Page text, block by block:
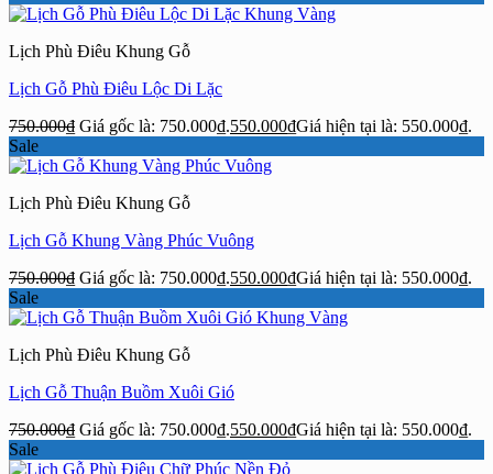
Lịch Phù Điêu Khung Gỗ
Lịch Gỗ Phù Điêu Lộc Di Lặc
750.000₫ Giá gốc là: 750.000₫.550.000₫Giá hiện tại là: 550.000₫.
Sale
Lịch Phù Điêu Khung Gỗ
Lịch Gỗ Khung Vàng Phúc Vuông
750.000₫ Giá gốc là: 750.000₫.550.000₫Giá hiện tại là: 550.000₫.
Sale
Lịch Phù Điêu Khung Gỗ
Lịch Gỗ Thuận Buồm Xuôi Gió
750.000₫ Giá gốc là: 750.000₫.550.000₫Giá hiện tại là: 550.000₫.
Sale